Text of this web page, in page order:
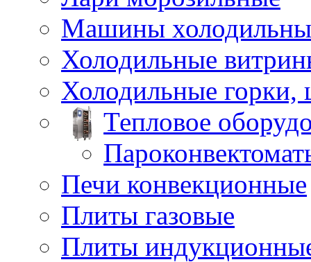
Машины
Холодильные
Холодильные
Тепловое
Печи конвекционные
Плиты газовые
Плиты